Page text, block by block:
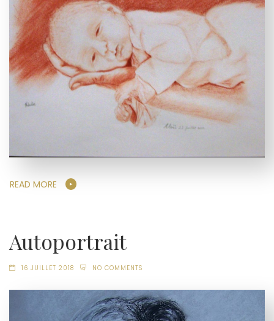
READ MORE
Autoportrait
16 JUILLET 2018 NO COMMENTS